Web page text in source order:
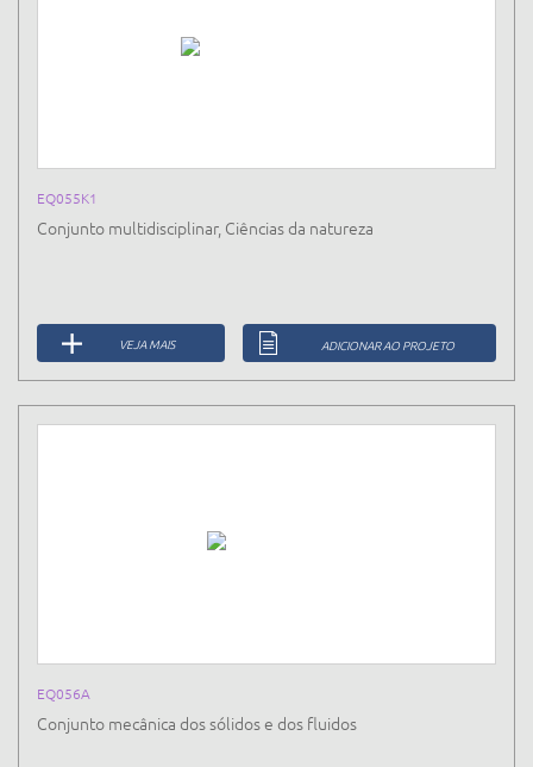
EQ055K1
Conjunto multidisciplinar, Ciências da natureza
VEJA MAIS ADICIONAR AO PROJETO
EQ056A
Conjunto mecânica dos sólidos e dos fluidos